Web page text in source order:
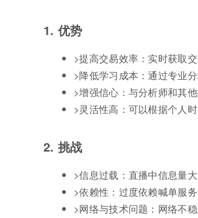
1. 优势
>提高交易效率：实时获取
>降低学习成本：通过专业
>增强信心：与分析师和其
>灵活性高：可以根据个人
2. 挑战
>信息过载：直播中信息量
>依赖性：过度依赖喊单服
>网络与技术问题：网络不